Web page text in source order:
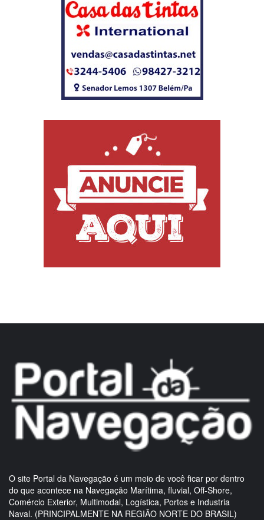
O site Portal da Navegação é um meio de você ficar por dentro
do que acontece na Navegação Marítima, fluvial, Off-Shore,
Comércio Exterior, Multimodal, Logística, Portos e Industria
Naval. (PRINCIPALMENTE NA REGIÃO NORTE DO BRASIL)